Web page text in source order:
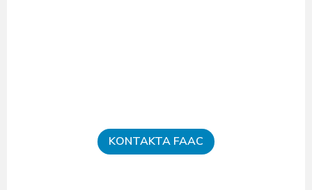
KONTAKTA FAAC